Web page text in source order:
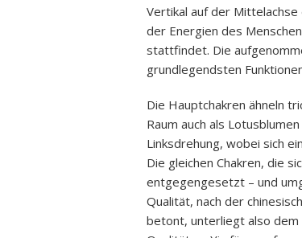
Vertikal auf der
der Energien des
stattfindet. Die
grundlegendsten
Die Hauptchakren ähneln
Raum auch als
Linksdrehung, wobei sich
Die gleichen Chakren, die
entgegengesetzt – und
Qualität, nach der
betont, unterliegt also dem